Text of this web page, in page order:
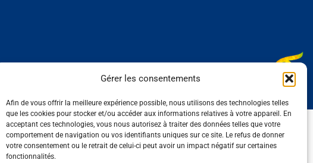
Gérer les consentements
Afin de vous offrir la meilleure expérience possible, nous utilisons des technologies telles
que les cookies pour stocker et/ou accéder aux informations relatives à votre appareil. En
acceptant ces technologies, vous nous autorisez à traiter des données telles que votre
comportement de navigation ou vos identifiants uniques sur ce site. Le refus de donner
votre consentement ou le retrait de celui-ci peut avoir un impact négatif sur certaines
fonctionnalités.